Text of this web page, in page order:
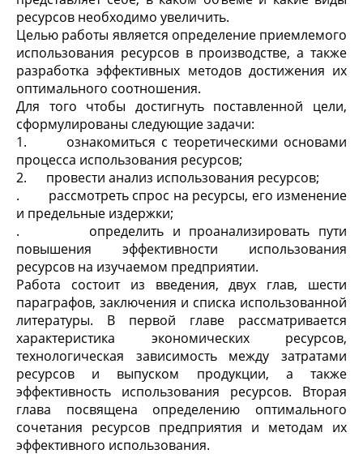
ресурсов необходимо увеличить.
Целью работы является определение приемлемого
использования ресурсов в производстве, а также
разработка эффективных методов достижения их
оптимального соотношения.
Для того чтобы достигнуть поставленной цели,
сформулированы следующие задачи:
1. ознакомиться с теоретическими основами
процесса использования ресурсов;
2. провести анализ использования ресурсов;
. рассмотреть спрос на ресурсы, его изменение
и предельные издержки;
. определить и проанализировать пути
повышения эффективности использования
ресурсов на изучаемом предприятии.
Работа состоит из введения, двух глав, шести
параграфов, заключения и списка использованной
литературы. В первой главе рассматривается
характеристика экономических ресурсов,
технологическая зависимость между затратами
ресурсов и выпуском продукции, а также
эффективность использования ресурсов. Вторая
глава посвящена определению оптимального
сочетания ресурсов предприятия и методам их
эффективного использования.